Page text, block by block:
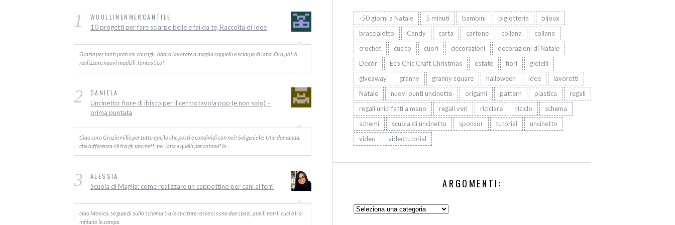
1 WOOLLINENMERCANTILE
10 progetti per fare sciarpe belle e fai da te, Raccolta di Idee
Grazie per tanti preziosi consigli. Adoro lavorare a maglia cappelli e sciarpe di lana. Ora potrò
realizzare nuovi modelli, fantastico!
2 DANIELA
Uncinetto: fiore di ibisco per il centrotavola pop (e non solo) –
prima puntata
Ciao cara Grazie mille per tutto quello che posti e condividi con noi! Sei geniale! Una domanda:
che differenza c’è tra gli uncinetti per lana e quelli per cotone? Io…
3 ALESSIA
Scuola di Maglia: come realizzare un cappottino per cani ai ferri
ciao Monica, se guardi sullo schema tra le cuciture rosse ci sono due spazi, quelli non li cuci e lì si
infilano le zampe.
-50 giorni a Natale 5 minuti bambini bigiotteria
bijoux
braccialetto
Candy carta cartone collana
collane
crochet
cucito cuori decorazioni
decorazioni di Natale
Decòr
Eco Chic Craft Christmas estate fiori
gioielli
giveaway
granny granny square halloween idee
lavoretti
Natale
nuovi punti uncinetto origami pattern plastica
regali
regali unici fatti a mano
regali veri riciclare riciclo
schema
schemi
scuola di uncinetto sponsor tutorial
uncinetto
video
videotutorial
ARGOMENTI:
Argomenti: